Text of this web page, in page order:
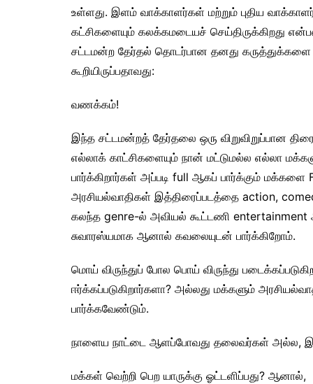
உள்ளது. இளம் வாக்காளர்கள் மற்றும் புதிய
கட்சிகளையும் கலக்கமடையச் செய்திருக்கிறது
சட்டமன்ற தேர்தல் தொடர்பான தனது
கூறியிருப்பதாவது:
வணக்கம்!
இந்த சட்டமன்றத் தேர்தலை ஒரு விறுவிறுப்பான
எல்லாக் காட்சிகளையும் நான் மட்டுமல்ல எல்லா
பார்க்கிறார்கள் அப்படி full ஆகப் பார்க்கும்
அரசியல்வாதிகள் இத்திரைப்படத்தை action,
கலந்த genre-ல் அவியல் கூட்டணி
சுவாரஸ்யமாக ஆனால் கவலையுடன் பார்க்கிறோம்.
மொய் விருந்துப் போல பொய் விருந்து
ஈர்க்கப்படுகிறார்களா? அல்லது மக்களும்
பார்க்கவேண்டும்.
நாளைய நாட்டை ஆளப்போவது தலைவர்கள்
மக்கள் வெற்றி பெற யாருக்கு ஓட்டளிப்பது? ஆனால்,